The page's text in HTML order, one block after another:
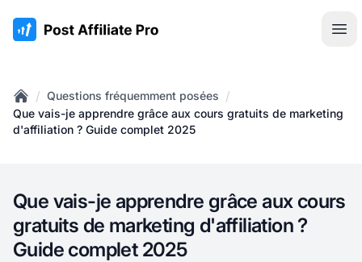
:site.title
Home
/ Questions fréquemment posées /
Que vais-je apprendre grâce aux cours gratuits de marketing
d'affiliation ? Guide complet 2025
Que vais-je apprendre grâce aux cours
gratuits de marketing d'affiliation ?
Guide complet 2025